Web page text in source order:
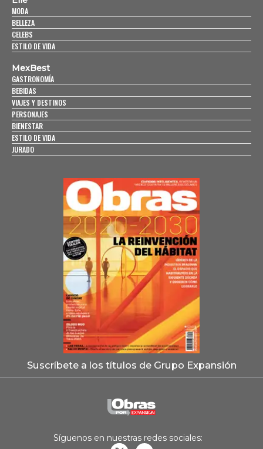
MODA
BELLEZA
CELEBS
ESTILO DE VIDA
MexBest
GASTRONOMÍA
BEBIDAS
VIAJES Y DESTINOS
PERSONAJES
BIENESTAR
ESTILO DE VIDA
JURADO
Suscríbete a los títulos de Grupo Expansión
Síguenos en nuestras redes sociales: